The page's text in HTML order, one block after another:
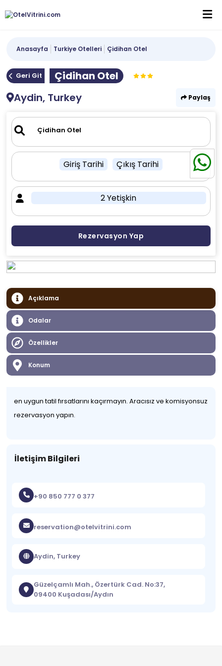
Anasayfa Turkiye Otelleri Çidihan Otel
Geri Git
Çidihan Otel
Aydin, Turkey
Paylaş
Giriş Tarihi Çıkış Tarihi
2 Yetişkin
Rezervasyon Yap
Açıklama
Odalar
Özellikler
Konum
en uygun tatil fırsatlarını kaçırmayın. Aracısız ve komisyonsuz
rezervasyon yapın.
İletişim Bilgileri
+90 850 777 0 377
reservation@otelvitrini.com
Aydin, Turkey
Güzelçamlı Mah., Özertürk Cad. No:37,
09400 Kuşadası/Aydın